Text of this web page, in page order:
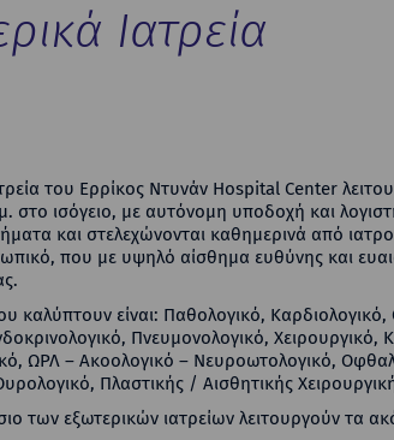
Ιατρεία
του Ερρίκος Ντυνάν Hospital Center
στο ισόγειο, με αυτόνομη υποδοχή και
και στελεχώνονται καθημερινά από
που με υψηλό αίσθημα ευθύνης και
καλύπτουν είναι: Παθολογικό,
Πνευμονολογικό, Χειρουργικό,
ΩΡΛ – Ακοολογικό – Νευροωτολογικό,
Πλαστικής / Αισθητικής
των εξωτερικών ιατρείων λειτουργούν τα